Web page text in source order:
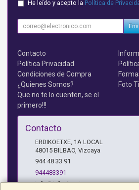
He leído y acepto la Política de
Contacto
Política Privacidad
Condiciones de Compra
¿Quienes Somos?
Foto
Que no te lo cuenten, se el
primero!!!
Contacto
ERDIKOETXE, 1A LOCAL
48015 BILBAO Vizcaya
944 48 33 91
944483391
info@infoplanet.es